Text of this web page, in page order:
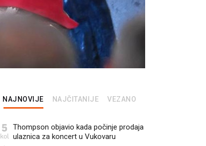
NAJNOVIJE NAJČITANIJE VEZANO
5
kol
Thompson objavio kada počinje prodaja
ulaznica za koncert u Vukovaru